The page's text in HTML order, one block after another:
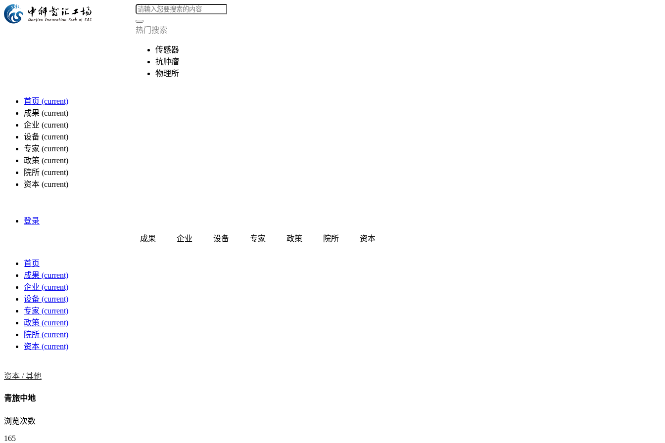
热门搜索
传感器
抗肿瘤
物理所
首页 (current)
成果 (current)
企业 (current)
设备 (current)
专家 (current)
政策 (current)
院所 (current)
资本 (current)
登录
成果 企业 设备 专家 政策 院所 资本
首页
成果 (current)
企业 (current)
设备 (current)
专家 (current)
政策 (current)
院所 (current)
资本 (current)
资本 /其他
青旅中地
浏览次数
165